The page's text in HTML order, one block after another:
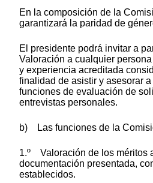
En la composición de la
garantizará la paridad de
El presidente podrá invitar a
Valoración a cualquier
y experiencia acreditada
finalidad de asistir y asesorar
funciones de evaluación de
entrevistas personales.
b) Las funciones de la
1.º Valoración de los méritos
documentación presentada,
establecidos.